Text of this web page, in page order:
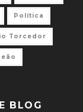
Política
Torcedor
BLOG